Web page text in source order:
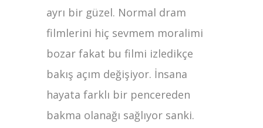
ayrı bir güzel. Normal dram
filmlerini hiç sevmem moralimi
bozar fakat bu filmi izledikçe
bakış açım değişiyor. İnsana
hayata farklı bir pencereden
bakma olanağı sağlıyor sanki.